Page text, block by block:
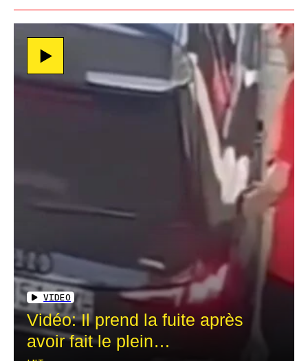
VIDEO
Vidéo: Il prend la fuite après
avoir fait le plein…